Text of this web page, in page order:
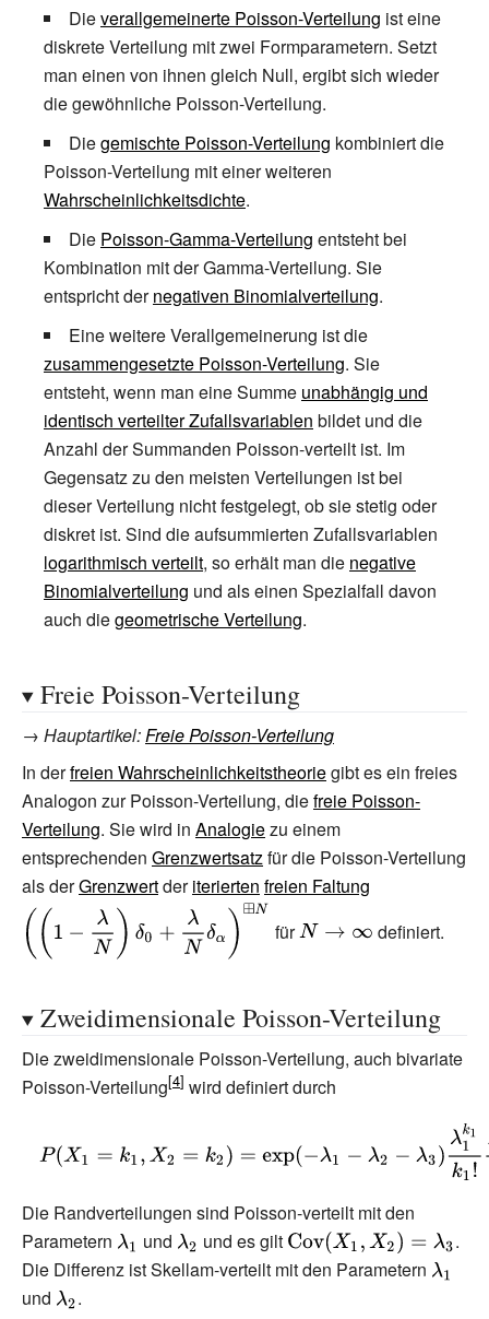
_{1}\lambda _{2}}})}
Dieverallgemeinerte Poisson-Verteilung ist eine
diskrete Verteilung mit zwei Formparametern. Setzt
man einen von ihnen gleich Null, ergibt sich wieder
die gewöhnliche Poisson-Verteilung.
Diegemischte Poisson-Verteilung kombiniert die
Poisson-Verteilung mit einer weiteren
Wahrscheinlichkeitsdichte.
Die Poisson-Gamma-Verteilung entsteht bei
Kombination mit der Gamma-Verteilung. Sie
entspricht dernegativen Binomialverteilung.
Eine weitere Verallgemeinerung ist die
zusammengesetzte Poisson-Verteilung. Sie
entsteht, wenn man eine Summe unabhängig und
identisch verteilter Zufallsvariablen bildet und die
Anzahl der Summanden Poisson-verteilt ist. Im
Gegensatz zu den meisten Verteilungen ist bei
dieser Verteilung nicht festgelegt, ob sie stetig oder
diskret ist. Sind die aufsummierten Zufallsvariablen
logarithmisch verteilt, so erhält man die negative
Binomialverteilung und als einen Spezialfall davon
auch diegeometrische Verteilung.
Freie Poisson-Verteilung
→ Hauptartikel: Freie Poisson-Verteilung
In derfreien Wahrscheinlichkeitstheoriegibt es ein freies
Analogon zur Poisson-Verteilung, diefreie Poisson-
Verteilung. Sie wird in Analogiezu einem
entsprechenden Grenzwertsatz für die Poisson-Verteilung
als derGrenzwertderiterierten freien Faltung
{\lambda }
{\lambda }
{N}}\delta
N}}
fürN\to \infty }definiert.
Zweidimensionale Poisson-Verteilung
Die zweidimensionale Poisson-Verteilung, auch bivariate
Poisson-Verteilung
wird definiert durch
P(X_{1}=k_{1},X_{2}=k_{2})=\exp
\lambda _{3}\right){\frac {\lambda
_{1}^{k_{1}}}{k_{1}!}}{\frac
{\lambda _{2}^{k_{2}}}
{k_{2}!}}\sum
Die Randverteilungen sind Poisson-verteilt mit den
Parametern {\displaystyle
\lambda
und {\displaystyle
\lambda
und es gilt {\displaystyle
\operatorname {Cov}
.
Die Differenz ist Skellam-verteilt mit den Parametern
und {\displaystyle
.